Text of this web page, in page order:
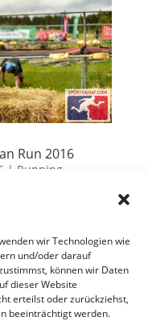
wir Technologien wie
und/oder darauf
können wir Daten
dieser Website
erteilst oder zurückziehst,
beeinträchtigt werden.
Run 2016
| Running
kleinen, aber
an begleite. Und
nach anderen
kommt man